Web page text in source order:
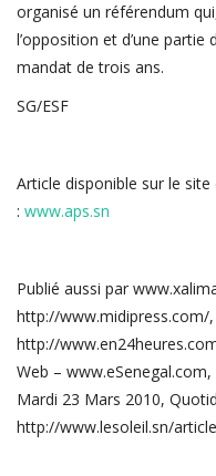
organisé un référendum
l’opposition et d’une
mandat de trois ans.
SG/ESF
Article disponible sur le site
: www.aps.sn
Publié aussi par
http://www.midipress.com/
http://
Web –
Mardi 23 Mars 2010,
http://www.lesoleil.sn/